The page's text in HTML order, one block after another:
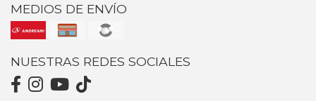
MEDIOS DE ENVÍO
NUESTRAS REDES SOCIALES